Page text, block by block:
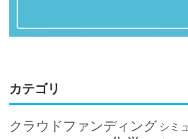
カテゴリ
クラウドファンディングシミ